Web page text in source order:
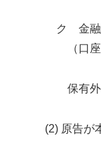
ク 金融
（口
保有
(2) 原告が